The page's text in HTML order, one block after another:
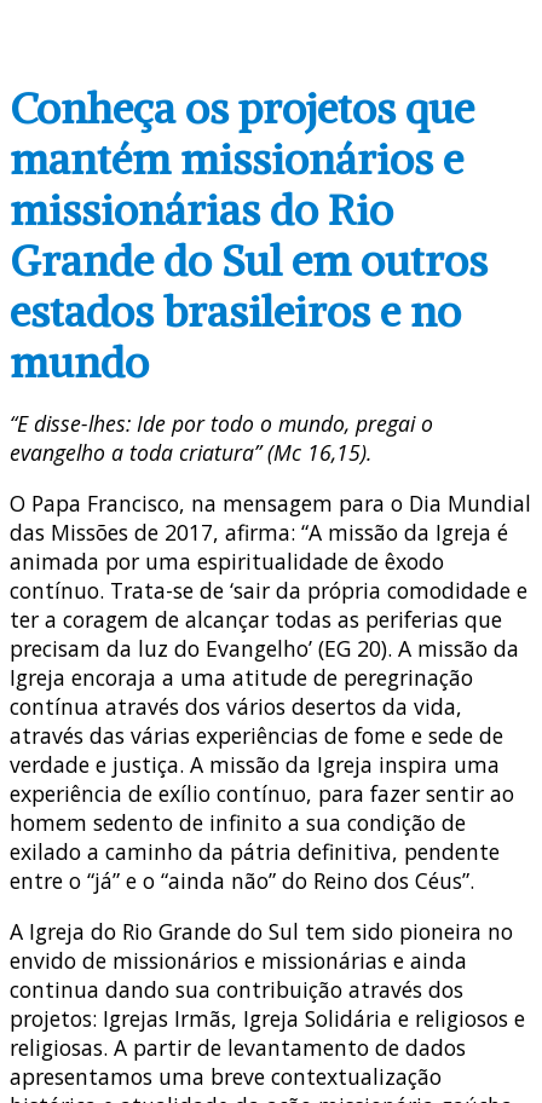
Conheça os projetos que
mantém missionários e
missionárias do Rio
Grande do Sul em outros
estados brasileiros e no
mundo
“E disse-lhes: Ide por todo o mundo, pregai o
evangelho a toda criatura” (Mc 16,15).
O Papa Francisco, na mensagem para o Dia Mundial
das Missões de 2017, afirma: “A missão da Igreja é
animada por uma espiritualidade de êxodo
contínuo. Trata-se de ‘sair da própria comodidade e
ter a coragem de alcançar todas as periferias que
precisam da luz do Evangelho’ (EG 20). A missão da
Igreja encoraja a uma atitude de peregrinação
contínua através dos vários desertos da vida,
através das várias experiências de fome e sede de
verdade e justiça. A missão da Igreja inspira uma
experiência de exílio contínuo, para fazer sentir ao
homem sedento de infinito a sua condição de
exilado a caminho da pátria definitiva, pendente
entre o “já” e o “ainda não” do Reino dos Céus”.
A Igreja do Rio Grande do Sul tem sido pioneira no
envido de missionários e missionárias e ainda
continua dando sua contribuição através dos
projetos: Igrejas Irmãs, Igreja Solidária e religiosos e
religiosas. A partir de levantamento de dados
apresentamos uma breve contextualização